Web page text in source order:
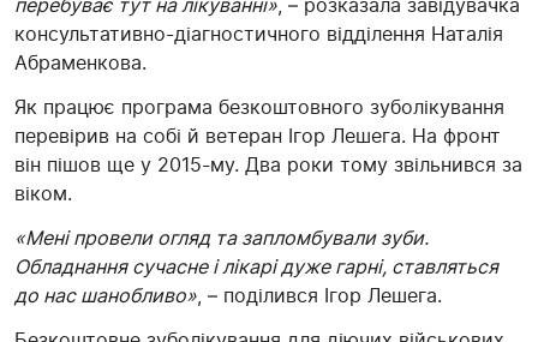
перебуває тут на лікуванні», – розказала завідувачка
консультативно-діагностичного відділення Наталія
Абраменкова.
Як працює програма безкоштовного зуболікування
перевірив на собі й ветеран Ігор Лешега. На фронт
він пішов ще у 2015-му. Два роки тому звільнився за
віком.
«Мені провели огляд та запломбували зуби.
Обладнання сучасне і лікарі дуже гарні, ставляться
до нас шанобливо», – поділився Ігор Лешега.